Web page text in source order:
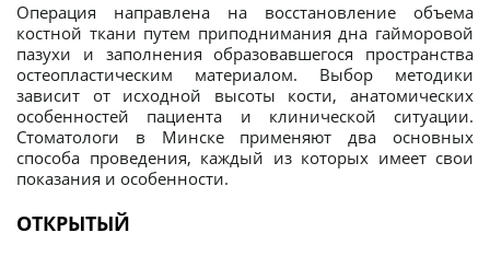
Операция направлена на восстановление объема
костной ткани путем приподнимания дна гайморовой
пазухи и заполнения образовавшегося пространства
остеопластическим материалом. Выбор методики
зависит от исходной высоты кости, анатомических
особенностей пациента и клинической ситуации.
Стоматологи в Минске применяют два основных
способа проведения, каждый из которых имеет свои
показания и особенности.
ОТКРЫТЫЙ